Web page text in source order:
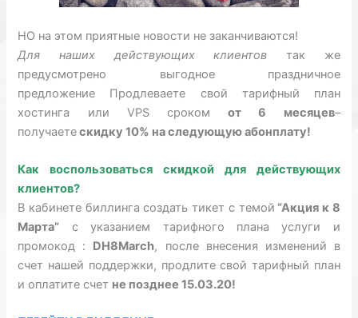
НО на этом приятные новости не заканчиваются!
Для наших действующих клиентов так же
предусмотрено выгодное праздничное
предложение Продлеваете свой тарифный план
хостинга или VPS срокомот 6 месяцев–
получаетескидку 10% на следующую абонплату!
Как воспользоваться скидкой для действующих
клиентов?
В кабинете биллинга создать тикет с темой “Акция к 8
Марта” с указанием тарифного плана услуги и
промокод : DH8March, после внесения изменений в
счет нашей поддержки, продлите свой тарифный план
и оплатите счет не позднее 15.03.20!